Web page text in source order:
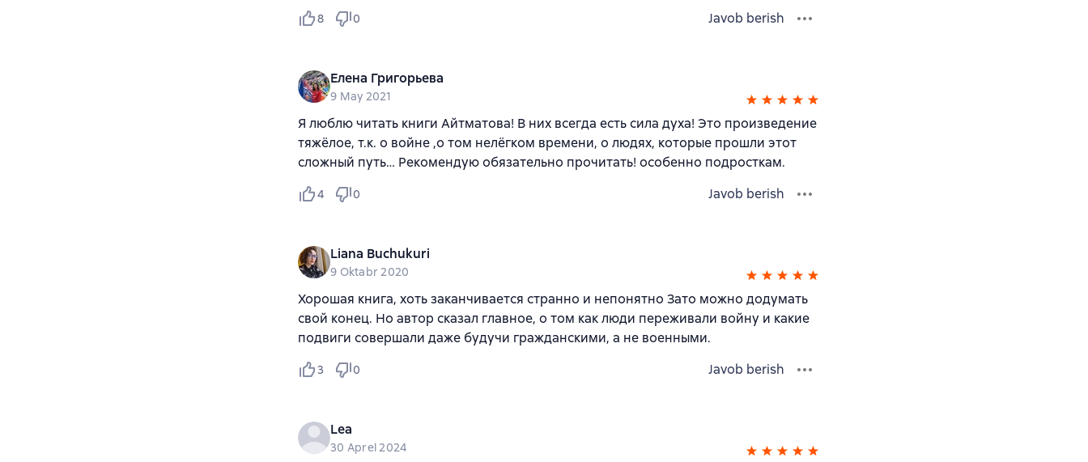
8 0 Javob berish
Елена Григорьева
9 May 2021
Я люблю читать книги Айтматова! В них всегда есть сила духа! Это произведение
тяжёлое, т.к. о войне ,о том нелёгком времени, о людях, которые прошли этот
сложный путь… Рекомендую обязательно прочитать! особенно подросткам.
4 0 Javob berish
Liana Buchukuri
9 Oktabr 2020
Хорошая книга, хоть заканчивается странно и непонятно Зато можно додумать
свой конец. Но автор сказал главное, о том как люди переживали войну и какие
подвиги совершали даже будучи гражданскими, а не военными.
3 0 Javob berish
Lea
30 Aprel 2024